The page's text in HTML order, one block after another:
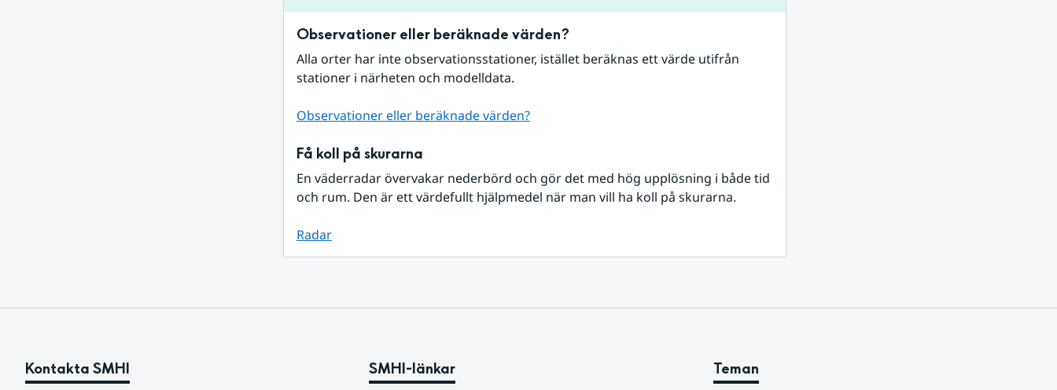
Observationer eller beräknade värden?
Alla orter har inte observationsstationer, istället beräknas ett värde utifrån
stationer i närheten och modelldata.
Observationer eller beräknade värden?
Få koll på skurarna
En väderradar övervakar nederbörd och gör det med hög upplösning i både tid
och rum. Den är ett värdefullt hjälpmedel när man vill ha koll på skurarna.
Radar
Kontakta SMHI SMHI-länkar Teman